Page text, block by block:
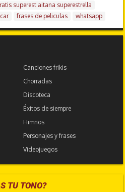
superest aitana superestrella
frases de peliculas whatsapp
Canciones frikis
Chorradas
Discoteca
Éxitos de siempre
Himnos
Personajes y frases
Videojuegos
TU TONO?